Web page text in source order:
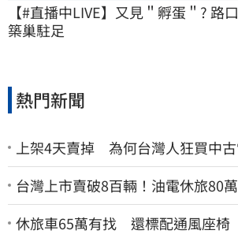
【#直播中LIVE】又見＂孵蛋＂? 路
築巢駐足
熱門新聞
上架4天賣掉 為何台灣人狂買中
台灣上市賣破8百輛！油電休旅80
休旅車65萬有找 還標配通風座椅